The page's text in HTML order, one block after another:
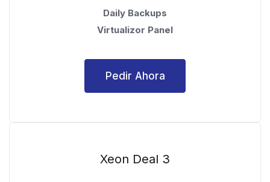
Daily Backups
Virtualizor Panel
Pedir Ahora
Xeon Deal 3